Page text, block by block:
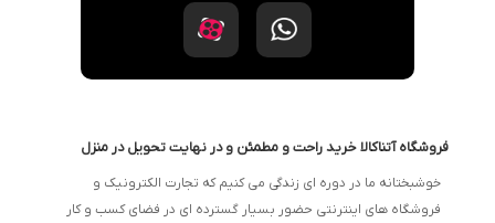
فروشگاه آتناکالا خرید راحت و مطمئن و در نهایت تحویل در منزل
خوشبختانه ما در دوره ای زندگی می کنیم که تجارت الکترونیک و
فروشگاه های اینترنتی حضور بسیار گسترده ای در فضای کسب و کار